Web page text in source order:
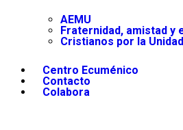
AEMU
Fraternidad, amistad y
Cristianos por la Unidad
Centro Ecuménico
Contacto
Colabora